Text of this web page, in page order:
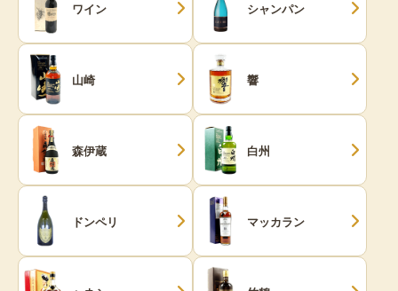
ワイン シャンパン
山崎 響
森伊蔵 白州
ドンペリ マッカラン